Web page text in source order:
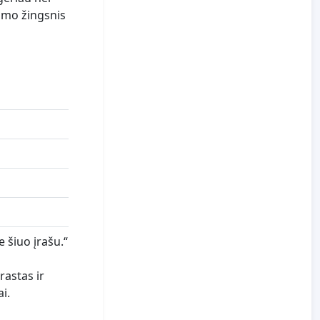
žingsnis
šiuo įrašu.“
ir